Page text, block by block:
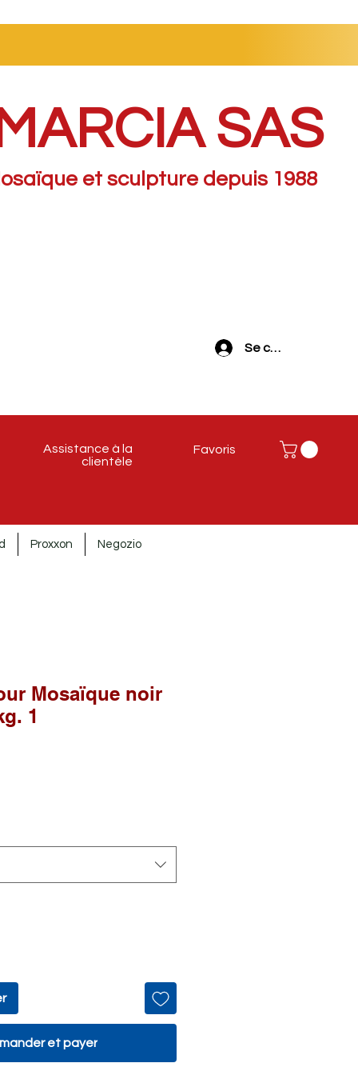
SAS
et sculpture depuis 1988
Favoris
Se connecter
Assistance à la
clientèle
Proxxon Negozio
Mosaïque noir
1
et payer